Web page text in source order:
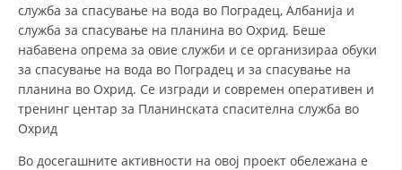
служба за спасување на вода во Поградец, Албанија и
служба за спасување на планина во Охрид. Беше
набавена опрема за овие служби и се организираа обуки
за спасување на вода во Поградец и за спасување на
планина во Охрид. Се изгради и современ оперативен и
тренинг центар за Планинската спасителна служба во
Охрид
Во досегашните активности на овој проект обележана е